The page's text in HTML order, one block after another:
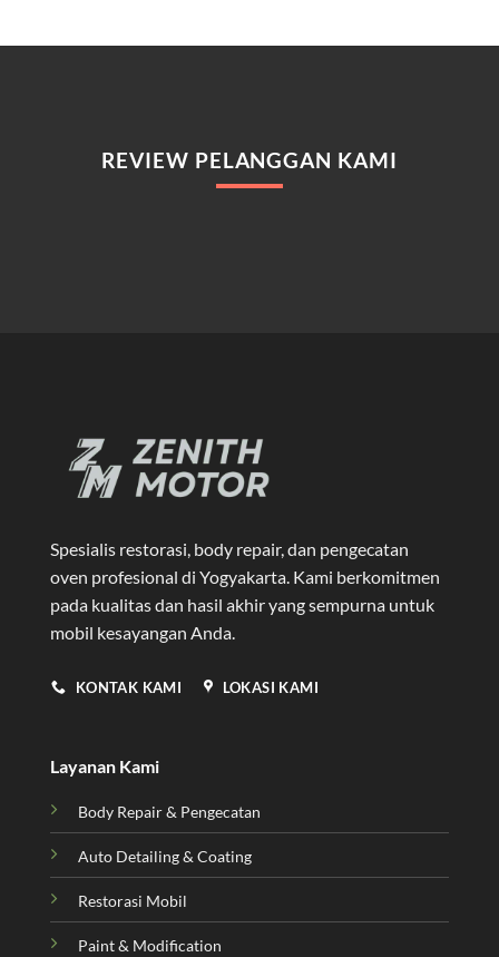
REVIEW PELANGGAN KAMI
Spesialis restorasi, body repair, dan pengecatan
oven profesional di Yogyakarta. Kami berkomitmen
pada kualitas dan hasil akhir yang sempurna untuk
mobil kesayangan Anda.
KONTAK KAMI LOKASI KAMI
Layanan Kami
Body Repair & Pengecatan
Auto Detailing & Coating
Restorasi Mobil
Paint & Modification